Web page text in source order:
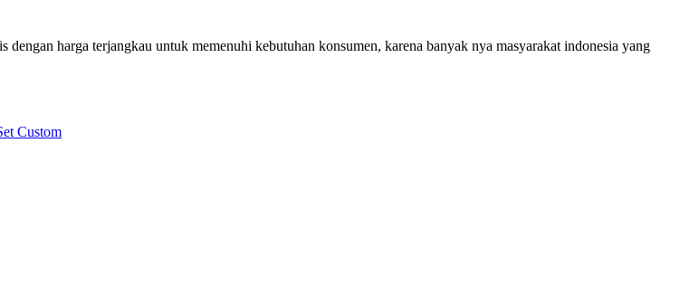
harga terjangkau untuk memenuhi kebutuhan konsumen, karena banyak nya masyarakat indonesia yang
Custom